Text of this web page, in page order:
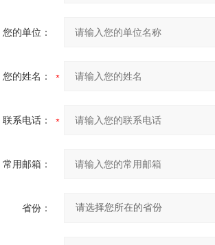
您的单位：
您的姓名：
联系电话：
常用邮箱：
省份：